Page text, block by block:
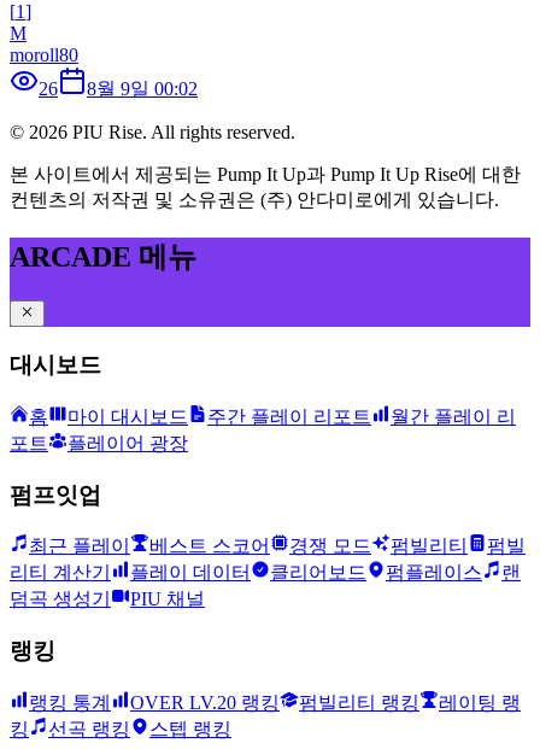
[1]
M
moroll80
26
8월 9일 00:02
© 2026 PIU Rise. All rights reserved.
본 사이트에서 제공되는 Pump It Up과 Pump It Up Rise에 대한
컨텐츠의 저작권 및 소유권은 (주) 안다미로에게 있습니다.
ARCADE 메뉴
대시보드
홈 마이 대시보드 주간 플레이 리포트
월간 플레이 리
포트
플레이어 광장
펌프잇업
최근 플레이 베스트 스코어 경쟁 모드 펌빌리티
펌빌
리티 계산기
플레이 데이터 클리어보드 펌플레이스
랜
덤곡 생성기
PIU 채널
랭킹
랭킹 통계 OVER LV.20 랭킹 펌빌리티 랭킹
레이팅 랭
킹
선곡 랭킹 스텝 랭킹